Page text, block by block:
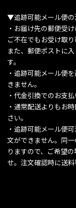
▼追跡可能メール便の
・お届け先の郵便受
ご不在でもお受け取
また、郵便ポストに
す。
・追跡可能メール便
きません。
・代金引換でのお支
・通常配送よりもお
さい。
・追跡可能メール便
文ができません。同
りますので、ご希望
せ。注文確認時に送料